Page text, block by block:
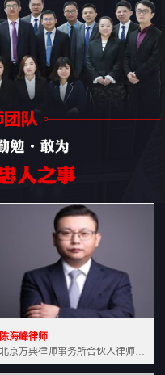
陈海峰律师
北京万典律师事务所合伙人律师土地房产专业资深律师